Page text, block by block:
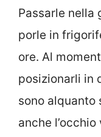
Passarle nella
porle in
ore. Al
posizionarli in
sono alquanto
anche